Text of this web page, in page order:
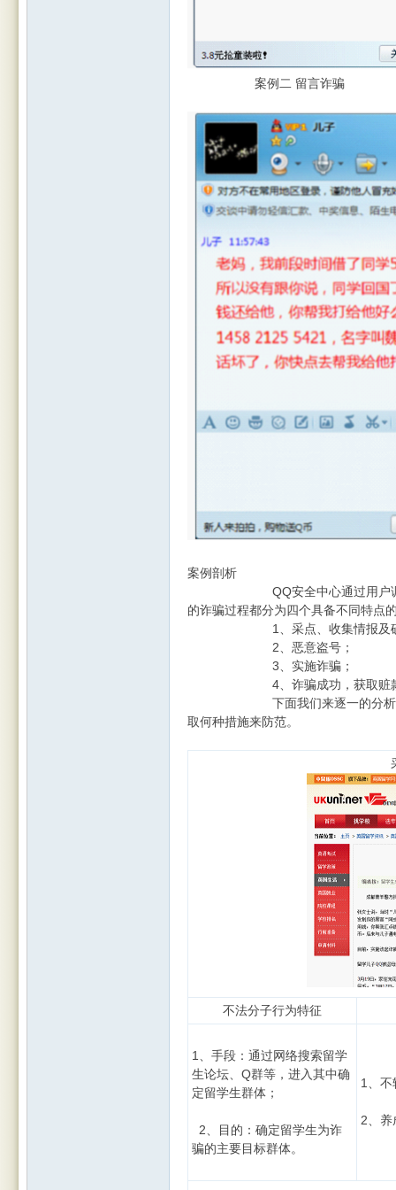
案例二 留言诈骗
案例剖析
QQ安全中心通过用户调研、
的诈骗过程都分为四个具备不同特点
1、采点、收集情报及确
2、恶意盗号；
3、实施诈骗；
4、诈骗成功，获取赃
下面我们来逐一的分析一下其
取何种措施来防范。
不法分子行为特征
1、手段：通过网络搜索留学
生论坛、Q群等，进入其中确
定留学生群体；
2、目的：确定留学生为诈
骗的主要目标群体。
1、不
2、养